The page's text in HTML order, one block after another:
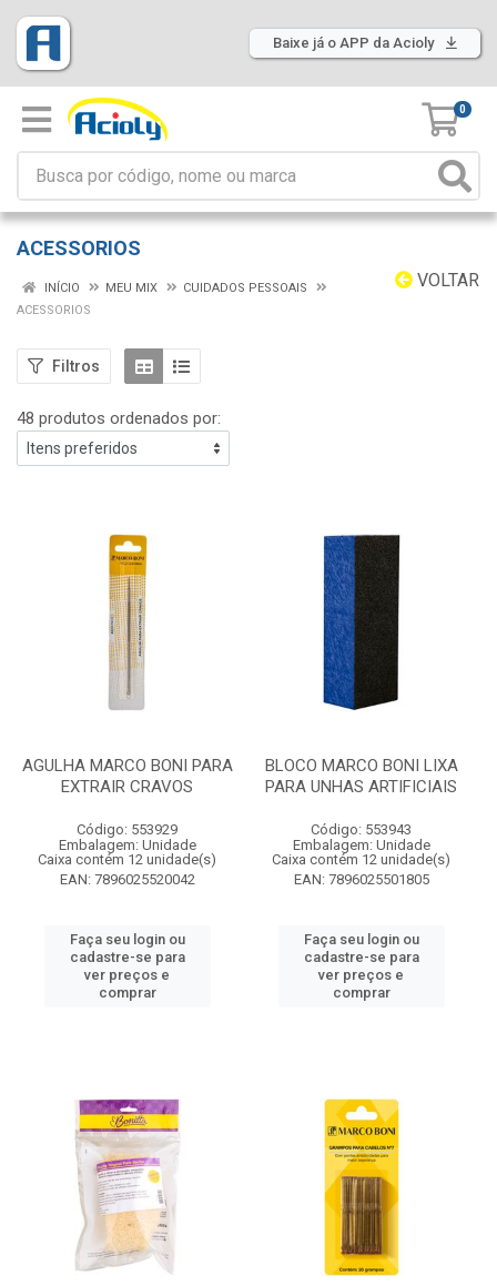
Baixe já o APP da Acioly
0
ACESSORIOS
VOLTAR
INÍCIO MEU MIX
CUIDADOS PESSOAIS
ACESSORIOS
Filtros
48 produtos ordenados por:
AGULHA MARCO BONI PARA
EXTRAIR CRAVOS
Código: 553929
Embalagem: Unidade
Caixa contém 12 unidade(s)
EAN: 7896025520042
Faça seu login ou
cadastre-se para
ver preços e
comprar
BLOCO MARCO BONI LIXA
PARA UNHAS ARTIFICIAIS
Código: 553943
Embalagem: Unidade
Caixa contém 12 unidade(s)
EAN: 7896025501805
Faça seu login ou
cadastre-se para
ver preços e
comprar